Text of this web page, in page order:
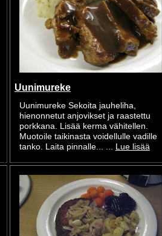
Uunimureke
Uunimureke Sekoita jauheliha,
hienonnetut anjovikset ja raastettu
porkkana. Lisää kerma vähitellen.
Muotoile taikinasta voidellulle vadille
tanko. Laita pinnalle... ... Lue lisää